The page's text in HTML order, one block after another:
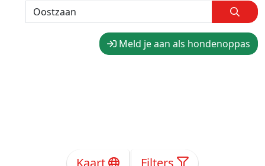
Meld je aan als hondenoppas
Kaart Filters